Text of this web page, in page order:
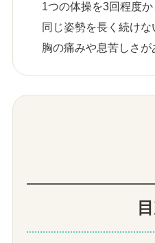
1つの体操を3回程度か
同じ姿勢を長く続けな
胸の痛みや息苦しさが